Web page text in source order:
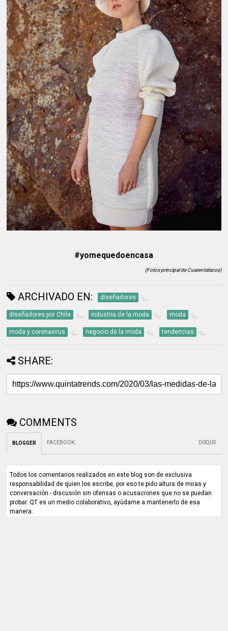
#yomequedoencasa
(Fotos principal de Cuarentatacos)
ARCHIVADO EN: diseñadores
diseñadores por Chile industria de la moda moda
moda y coronavirus negocio de la moda tendencias
SHARE:
COMMENTS
BLOGGER FACEBOOK: DISQUS
Todos los comentarios realizados en este blog son de exclusiva
responsabilidad de quien los escribe, por eso te pido altura de miras y
conversación - discusión sin ofensas o acusaciones que no se puedan
probar. QT es un medio colaborativo, ayúdame a mantenerlo de esa
manera.